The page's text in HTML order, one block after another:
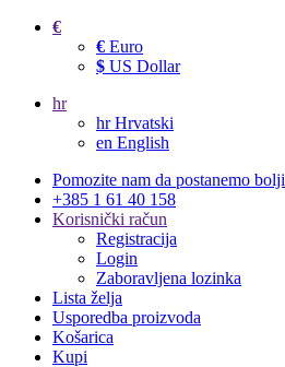
€
€ Euro
$ US Dollar
hr
hrHrvatski
en English
Pomozite nam da postanemo bolji
+385 1 61 40 158
Korisnički račun
Registracija
Login
Zaboravljena lozinka
Lista želja
Usporedba proizvoda
Košarica
Kupi